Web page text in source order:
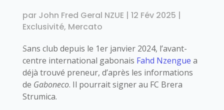
par John Fred Geral NZUE | 12 Fév 2025 |
Exclusivité, Mercato
Sans club depuis le 1er janvier 2024, l’avant-
centre international gabonais Fahd Nzengue a
déjà trouvé preneur, d’après les informations
de Gaboneco. Il pourrait signer au FC Brera
Strumica.